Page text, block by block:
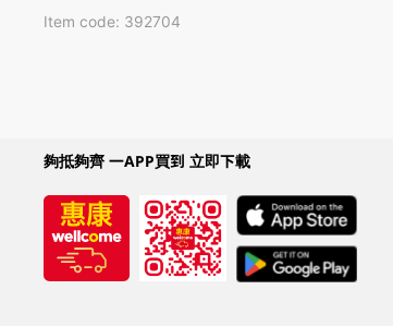
Item code: 392704
夠抵夠齊 一APP買到 立即下載